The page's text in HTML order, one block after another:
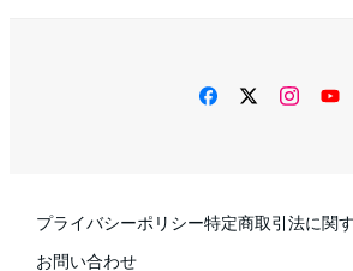
facebooktwitter
プライバシーポリシー特定商取引法に関
お問い合わせ